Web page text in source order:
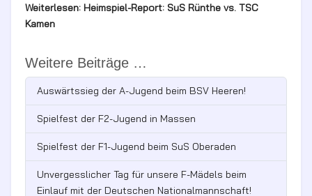
Weiterlesen: Heimspiel-Report: SuS Rünthe vs. TSC
Kamen
Weitere Beiträge …
Auswärtssieg der A-Jugend beim BSV Heeren!
Spielfest der F2-Jugend in Massen
Spielfest der F1-Jugend beim SuS Oberaden
Unvergesslicher Tag für unsere F-Mädels beim
Einlauf mit der Deutschen Nationalmannschaft!